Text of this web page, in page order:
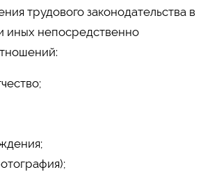
трудового законодательства в
иных непосредственно